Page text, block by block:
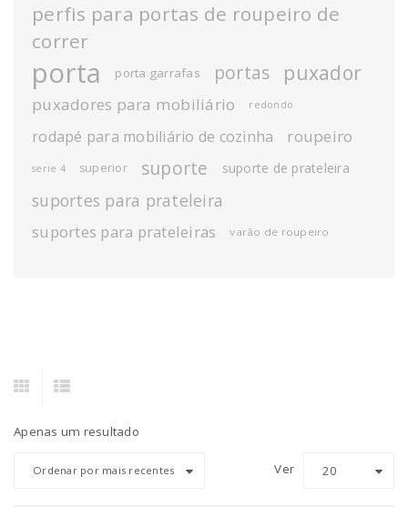
perfis para portas de roupeiro de
correr
porta porta garrafas portas puxador
puxadores para mobiliário redondo
rodapé para mobiliário de cozinha roupeiro
serie 4 superior suporte suporte de prateleira
suportes para prateleira
suportes para prateleiras varão de roupeiro
Apenas um resultado
Ordenar por mais recentes Ver 20